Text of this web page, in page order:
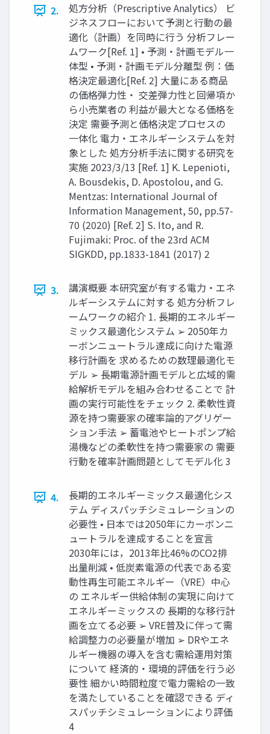
2.
処方分析（Prescriptive Analytics） ビ
ジネスフローにおいて予測と行動の最
適化（計画）を同時に行う 分析フレー
ムワーク[Ref. 1] • 予測・計画モデル一
体型 • 予測・計画モデル分離型 例：価
格決定最適化[Ref. 2] 大量にある商品
の価格弾力性・ 交差弾力性と回帰項か
ら小売業者の 利益が最大となる価格を
決定 需要予測と価格決定プロセスの
一体化 電力・エネルギーシステムを対
象とした 処方分析手法に関する研究を
実施 2023/3/13 [Ref. 1] K. Lepenioti,
A. Bousdekis, D. Apostolou, and G.
Mentzas: International Journal of
Information Management, 50, pp.57-
70 (2020) [Ref. 2] S. Ito, and R.
Fujimaki: Proc. of the 23rd ACM
SIGKDD, pp.1833-1841 (2017) 2
3.
講演概要 本研究室が有する電力・エネ
ルギーシステムに対する 処方分析フレ
ームワークの紹介 1. 長期的エネルギー
ミックス最適化システム ➢ 2050年カ
ーボンニュートラル達成に向けた電源
移行計画を 求めるための数理最適化モ
デル ➢ 長期電源計画モデルと広域的需
給解析モデルを組み合わせることで 計
画の実行可能性をチェック 2. 柔軟性資
源を持つ需要家の確率論的アグリゲー
ション手法 ➢ 蓄電池やヒートポンプ給
湯機などの柔軟性を持つ需要家の 需要
行動を確率計画問題としてモデル化 3
4.
長期的エネルギーミックス最適化シス
テム ディスパッチシミュレーションの
必要性 • 日本では2050年にカーボンニ
ュートラルを達成することを宣言
2030年には，2013年比46%のCO2排
出量削減 • 低炭素電源の代表である変
動性再生可能エネルギー（VRE）中心
の エネルギー供給体制の実現に向けて
エネルギーミックスの 長期的な移行計
画を立てる必要 ➢ VRE普及に伴って需
給調整力の必要量が増加 ➢ DRやエネ
ルギー機器の導入を含む需給運用対策
について 経済的・環境的評価を行う必
要性 細かい時間粒度で電力需給の一致
を満たしていることを確認できる ディ
スパッチシミュレーションにより評価
4